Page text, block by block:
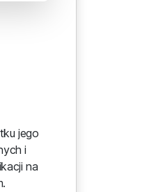
jego
i
na